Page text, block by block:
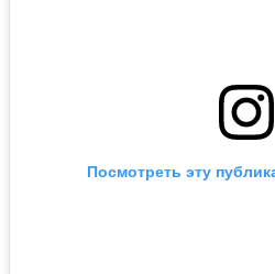
Посмотреть эту